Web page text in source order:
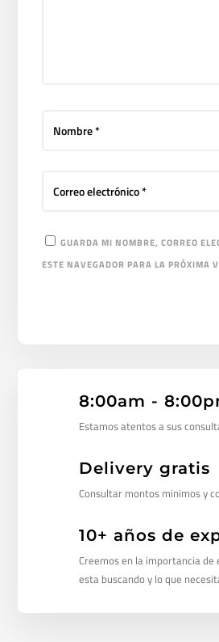
GUARDA MI NOMBRE, CORREO
ESTE NAVEGADOR PARA LA PRÓXIMA
8:00am -
Estamos atentos a sus
Delivery gratis
Consultar montos minimos y
10+ años de
Creemos en la importancia de
esta buscando y lo que